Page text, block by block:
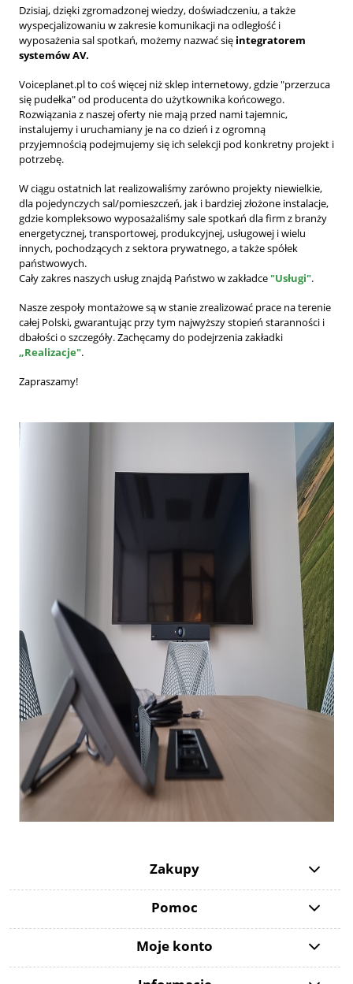
Dzisiaj, dzięki zgromadzonej wiedzy, doświadczeniu, a także
wyspecjalizowaniu w zakresie komunikacji na odległość i
wyposażenia sal spotkań, możemy nazwać się integratorem
systemów AV.
Voiceplanet.pl to coś więcej niż sklep internetowy, gdzie "przerzuca
się pudełka" od producenta do użytkownika końcowego.
Rozwiązania z naszej oferty nie mają przed nami tajemnic,
instalujemy i uruchamiany je na co dzień i z ogromną
przyjemnością podejmujemy się ich selekcji pod konkretny projekt i
potrzebę.
W ciągu ostatnich lat realizowaliśmy zarówno projekty niewielkie,
dla pojedynczych sal/pomieszczeń, jak i bardziej złożone instalacje,
gdzie kompleksowo wyposażaliśmy sale spotkań dla firm z branży
energetycznej, transportowej, produkcyjnej, usługowej i wielu
innych, pochodzących z sektora prywatnego, a także spółek
państwowych.
Cały zakres naszych usług znajdą Państwo w zakładce "Usługi".
Nasze zespoły montażowe są w stanie zrealizować prace na terenie
całej Polski, gwarantując przy tym najwyższy stopień staranności i
dbałości o szczegóły. Zachęcamy do podejrzenia zakładki
„Realizacje".
Zapraszamy!
Zakupy
Pomoc
Moje konto